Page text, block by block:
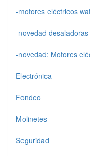
-motores eléctricos
-novedad
-novedad: Motores
Electrónica
Fondeo
Molinetes
Seguridad